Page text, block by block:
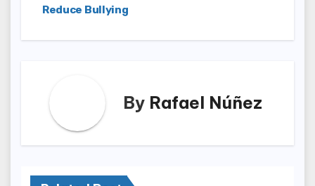
Reduce Bullying
By Rafael Núñez